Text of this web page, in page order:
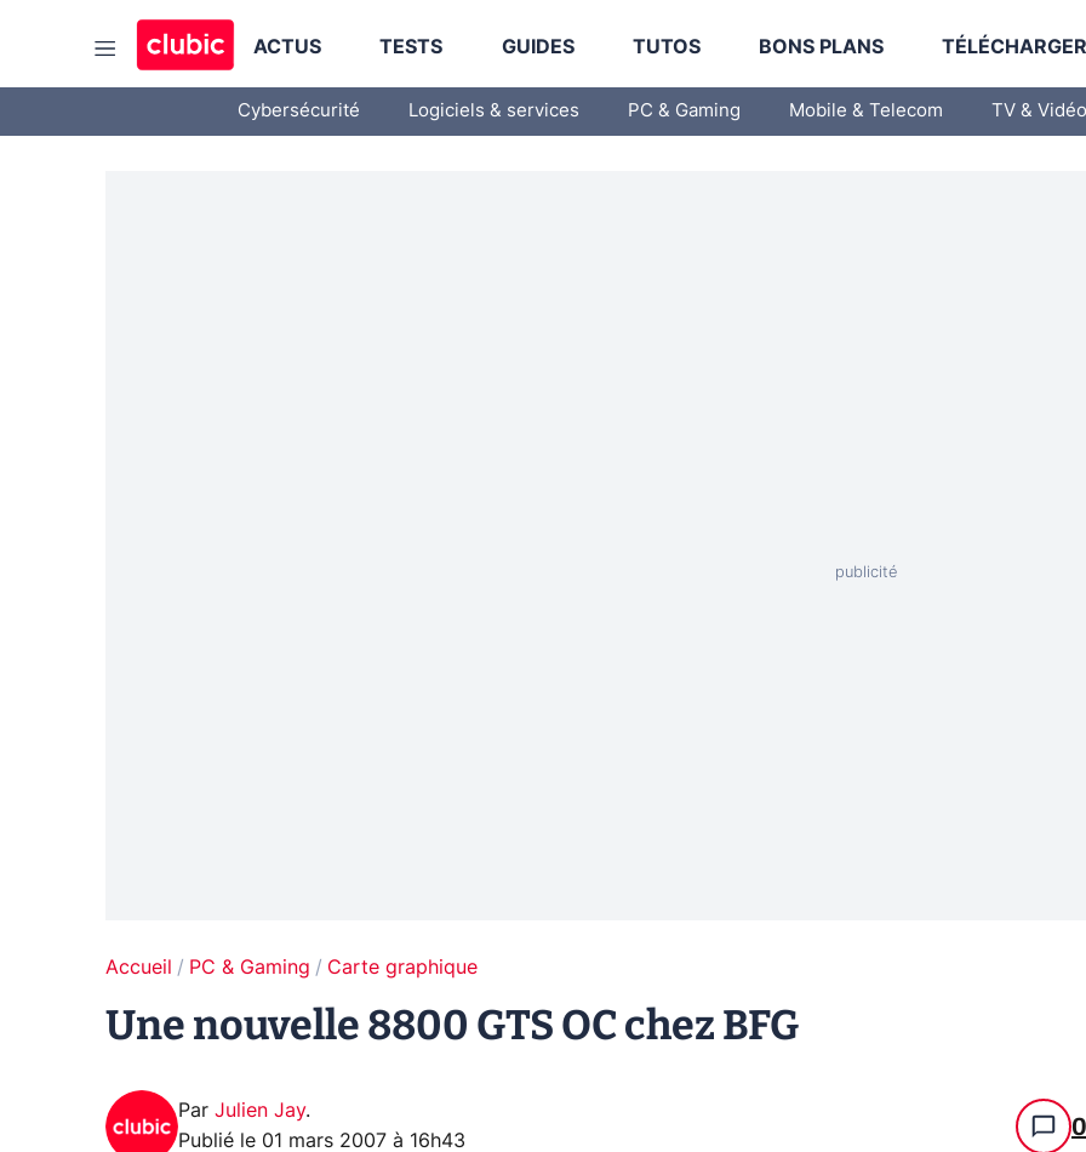
ACTUS TESTS GUIDES TUTOS BONS PLANS
Cybersécurité Logiciels & services PC & Gaming Mobile & Telecom TV & Vidéo
Accueil PC & Gaming Carte graphique
Une nouvelle 8800 GTS OC chez BFG
Par Julien Jay.
Publié le 01 mars 2007 à 16h43 0